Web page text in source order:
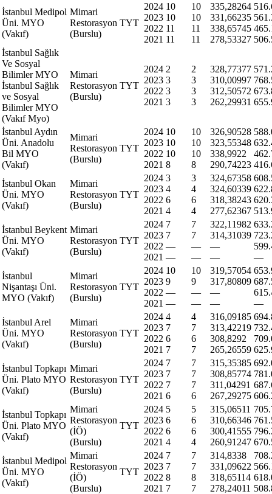
İstanbul Medipol
Üni. MYO
(Vakıf)
Mimari
Restorasyon
(Burslu)
TYT
2024
2023
2022
2021
10
10
11
11
10
10
11
11
335,28264
331,66235
338,65745
278,53327
İstanbul Sağlık
Ve Sosyal
Bilimler MYO
İstanbul Sağlık
ve Sosyal
Bilimler MYO
(Vakıf Myo)
Mimari
Restorasyon
(Burslu)
TYT
2024
2023
2022
2021
2
3
3
3
2
3
3
3
328,77377
310,00997
312,50572
262,29931
İstanbul Aydın
Üni. Anadolu
Bil MYO
(Vakıf)
Mimari
Restorasyon
(Burslu)
TYT
2024
2023
2022
2021
10
10
10
8
10
10
10
8
326,90528
323,55348
338,9922
290,74223
İstanbul Okan
Üni. MYO
(Vakıf)
Mimari
Restorasyon
(Burslu)
TYT
2024
2023
2022
2021
3
4
6
4
3
4
6
4
324,67358
324,60339
318,38243
277,62367
İstanbul Beykent
Üni. MYO
(Vakıf)
Mimari
Restorasyon
(Burslu)
TYT
2024
2023
2022
2021
7
7
—
—
7
7
—
—
322,11982
314,31039
—
—
—
İstanbul
Nişantaşı Üni.
MYO (Vakıf)
Mimari
Restorasyon
(Burslu)
TYT
2024
2023
2022
2021
10
9
—
—
10
9
—
—
319,57054
317,80809
—
—
—
İstanbul Arel
Üni. MYO
(Vakıf)
Mimari
Restorasyon
(Burslu)
TYT
2024
2023
2022
2021
4
7
6
7
4
7
6
7
316,09185
313,42219
308,8292
265,26559
İstanbul Topkapı
Üni. Plato MYO
(Vakıf)
Mimari
Restorasyon
(Burslu)
TYT
2024
2023
2022
2021
7
7
7
6
7
7
7
6
315,35385
308,85774
311,04291
267,29275
İstanbul Topkapı
Üni. Plato MYO
(Vakıf)
Mimari
Restorasyon
(İÖ)
(Burslu)
TYT
2024
2023
2022
2021
5
6
6
4
5
6
6
4
315,06511
310,66346
300,41555
260,91247
İstanbul Medipol
Üni. MYO
(Vakıf)
Mimari
Restorasyon
(İÖ)
(Burslu)
TYT
2024
2023
2022
2021
7
7
8
7
7
7
8
7
314,8338
331,09622
318,65114
278,24011